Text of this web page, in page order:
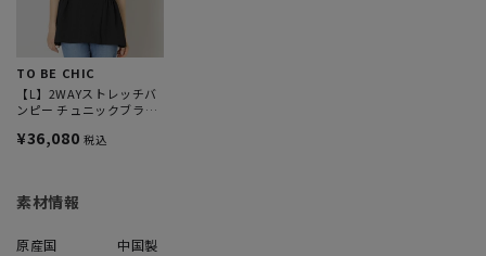
TO BE CHIC
【L】2WAYストレッチバ
ンピー チュニックブラウ
¥36,080 税込
素材情報
原産国
中国製